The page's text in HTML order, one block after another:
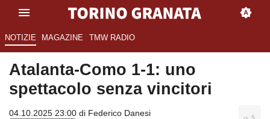
NOTIZIE MAGAZINE TMW RADIO
Atalanta-Como 1-1: uno
spettacolo senza vincitori
04.10.2025 23:00 di Federico Danesi